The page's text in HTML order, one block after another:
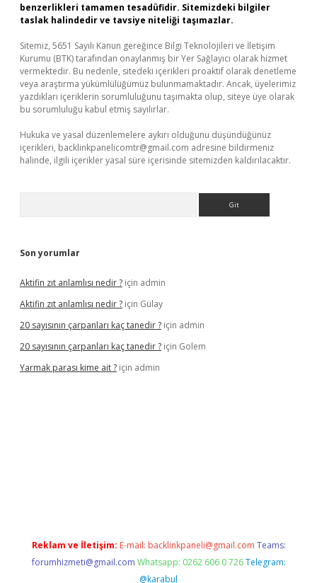
benzerlikleri tamamen tesadüfidir. Sitemizdeki bilgiler
taslak halindedir ve tavsiye niteliği taşımazlar.
Sitemiz, 5651 Sayılı Kanun gereğince Bilgi Teknolojileri ve İletişim
Kurumu (BTK) tarafından onaylanmış bir Yer Sağlayıcı olarak hizmet
vermektedir. Bu nedenle, sitedeki içerikleri proaktif olarak denetleme
veya araştırma yükümlülüğümüz bulunmamaktadır. Ancak, üyelerimiz
yazdıkları içeriklerin sorumluluğunu taşımakta olup, siteye üye olarak
bu sorumluluğu kabul etmiş sayılırlar.
Hukuka ve yasal düzenlemelere aykırı olduğunu düşündüğünüz
içerikleri, backlinkpanelicomtr@gmail.com adresine bildirmeniz
halinde, ilgili içerikler yasal süre içerisinde sitemizden kaldırılacaktır.
Son yorumlar
Aktifin zıt anlamlısı nedir ? için admin
Aktifin zıt anlamlısı nedir ? için Gülay
20 sayısının çarpanları kaç tanedir ? için admin
20 sayısının çarpanları kaç tanedir ? için Golem
Yarmak parası kime ait ? için admin
Reklam ve İletişim: E-mail: backlinkpaneli@gmail.com Teams:
forumhizmeti@gmail.com Whatsapp: 0262 606 0 726 Telegram:
@karabul